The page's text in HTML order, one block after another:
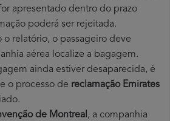
apresentado dentro do prazo
poderá ser rejeitada.
o relatório, o passageiro deve
aérea localize a bagagem.
ainda estiver desaparecida, é
o processo de reclamação Emirates
de Montreal, a companhia